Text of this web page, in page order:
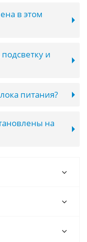
в этом
и
питания?
на